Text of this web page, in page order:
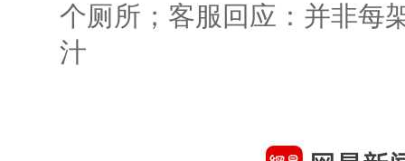
个厕所；客服回应：并非每
汁